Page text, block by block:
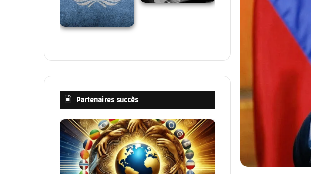
Partenaires succès